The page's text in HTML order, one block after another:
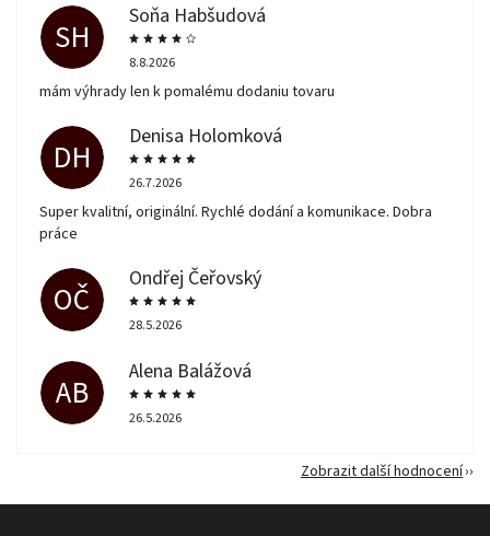
SH
Soňa Habšudová
8.8.2026
mám výhrady len k pomalému dodaniu tovaru
DH
Denisa Holomková
26.7.2026
Super kvalitní, originální. Rychlé dodání a komunikace. Dobra
práce
OČ
Ondřej Čeřovský
28.5.2026
AB
Alena Balážová
26.5.2026
Zobrazit další hodnocení